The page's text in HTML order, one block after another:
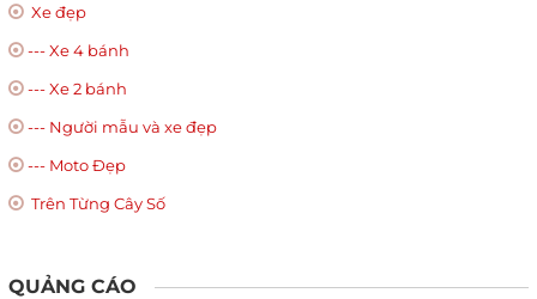
Xe đẹp
--- Xe 4 bánh
--- Xe 2 bánh
--- Người mẫu và xe đẹp
--- Moto Đẹp
Trên Từng Cây Số
QUẢNG CÁO